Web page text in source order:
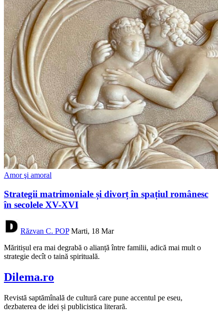
Amor şi amoral
Strategii matrimoniale și divorț în spațiul românesc
în secolele XV-XVI
Răzvan C. POP Marti, 18 Mar
Măritișul era mai degrabă o alianță între familii, adică mai mult o
strategie decît o taină spirituală.
Dilema.ro
Revistă saptămînală de cultură care pune accentul pe eseu,
dezbaterea de idei și publicistica literară.